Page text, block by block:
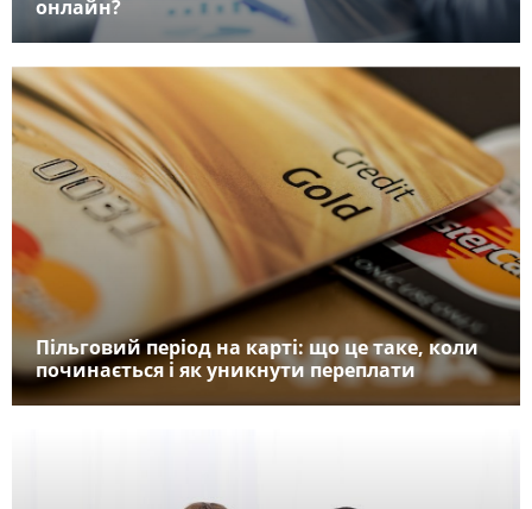
онлайн?
Пільговий період на карті: що це таке, коли
починається і як уникнути переплати